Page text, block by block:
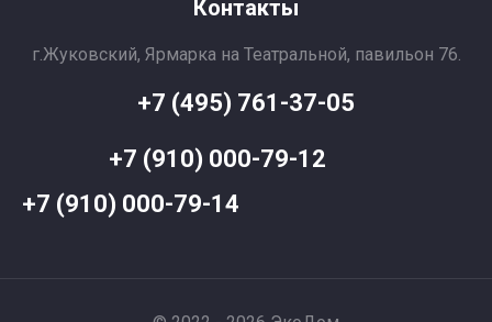
Контакты
г.Жуковский, Ярмарка на Театральной, павильон 76.
+7 (495) 761-37-05
+7 (910) 000-79-12
+7 (910) 000-79-14